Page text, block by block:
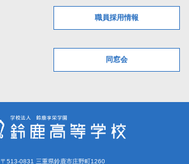
職員採用情報
同窓会
〒513-0831 三重県鈴鹿市庄野町1260